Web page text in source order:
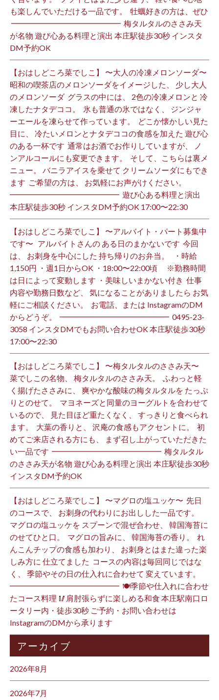
も楽しんでいただける一品です。 ⁡ 牡蠣好きの方は、ぜひ
⁡ ━━━━━━━━━━━━━━ ⁡ 梅タルタルのささみ天
が名物 遊び心ある料理と演出 本庄駅徒歩30秒 インスタ
DM予約OK ⁡
【おはしどころ菜でしこ】 〜大人の冷凍メロンソーダ〜 ⁡
昭和の喫茶店のメロンソーダをイメージした、 少し大人
のメロンソーダ ⁡ グラスの中には、 2色の冷凍メロンと 冷
凍したナタデココ。 ⁡ 氷も普通の氷ではなく、 ジンジャ
ーエールを凍らせて作っています。 ⁡ どこか懐かしい見た
目に、 冷たいメロンとナタデココの食感を加えた 遊び心
のある一杯です ⁡ 通常はお酒でお作りしていますが、 ノ
ンアルコールにも変更できます。 ⁡ そして、こちらは裏メ
ニュー。 バニラアイスを乗せて クリームソーダにもでき
ます ⁡ ご希望の方は、 お気軽にお声がけください。 ⁡
━━━━━━━━━━━━━━ ⁡ 遊び心ある料理と演出
本庄駅徒歩30秒 インスタDM予約OK 17:00〜22:30 ⁡
【おはしどころ菜でしこ】 〜アルバイト・パート募集中
です〜 ⁡ ⁡ アルバイトさんの ある日のまかないです ⁡ 今回
は、 お刺身を中心にした 持ち帰りのお弁当。 ⁡ ⁡ ・時給
1,150円 ・週1日からOK ・18:00〜22:00頃 ※勤務時間
は日によって変動します ・美味しいまかない付き ⁡ 仕事
内容や勤務日数など、 気になることがありましたら お気
軽にご相談ください。 ⁡ お電話、または InstagramのDM
からどうぞ。 ⁡ ━━━━━━━━━━━━━━ ⁡ ️0495-23-
3058 インスタDMでもお問い合わせOK 本庄駅徒歩30秒
17:00〜22:30 ⁡
【おはしどころ菜でしこ】 〜梅タルタルのささみ天〜 ⁡
菜でしこの名物、 梅タルタルのささみ天。 ⁡ ふわっと軽
く揚げたささみに、 爽やかな酸味の梅タルタルを たっぷ
りとのせて。 ⁡ マヨネーズと同量のヨーグルトを合わせて
いるので、 見た目ほど重たくなく、 すっきりと食べられ
ます。 ⁡ 大葉の香りと、 沢庵の食感もアクセントに。 ⁡ 初
めてご来店される方にも、 まず召し上がっていただきた
い一品です️ ⁡ ━━━━━━━━━━━━━━ ⁡ 梅タルタル
のささみ天が名物 遊び心ある料理と演出 本庄駅徒歩30秒
インスタDM予約OK ⁡
【おはしどころ菜でしこ】 〜マグロの塩ユッケ〜 ⁡ 先日
のコースで、 お刺身の代わりにお出しした一品です。 ⁡
マグロの塩ユッケを スプーンで混ぜ合わせ、 韓国海苔に
のせてひと口。 ⁡ マグロの旨みに、 韓国海苔の香り。 ⁡ れ
んこんチップの食感も加わり、 お刺身とはまた違った楽
しみ方に 仕立てました️ ⁡ コースの内容は毎回同じではな
く、 季節やその日の仕入れに合わせて 変えています。 ⁡
━━━━━━━━━━━━━━ ⁡ 🍽季節や仕入れに合わせ
たコース料理 🥢肩肘張らずに楽しめる和食 本庄駅南口ロ
ータリー内・徒歩30秒 ご予約・お問い合わせは
InstagramのDMから承ります ⁡
アーカイブ
2026年8月
2026年7月